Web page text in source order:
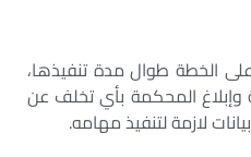
الخطة طوال مدة تنفيذها،
وإبلاغ المحكمة بأي تخلف عن
لازمة لتنفيذ مهامه.